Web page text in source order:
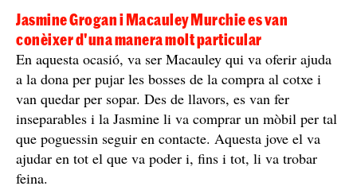
Jasmine Grogan i Macauley Murchie es van
conèixer d'una manera molt particular
En aquesta ocasió, va ser Macauley qui va oferir ajuda
a la dona per pujar les bosses de la compra al cotxe i
van quedar per sopar. Des de llavors, es van fer
inseparables i la Jasmine li va comprar un mòbil per tal
que poguessin seguir en contacte. Aquesta jove el va
ajudar en tot el que va poder i, fins i tot, li va trobar
feina.